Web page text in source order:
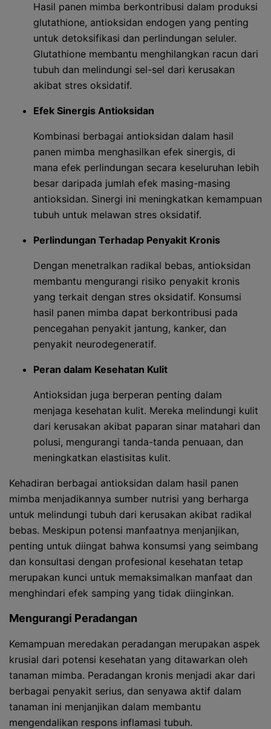
Hasil panen mimba berkontribusi dalam produksi
glutathione, antioksidan endogen yang penting
untuk detoksifikasi dan perlindungan seluler.
Glutathione membantu menghilangkan racun dari
tubuh dan melindungi sel-sel dari kerusakan
akibat stres oksidatif.
Efek Sinergis Antioksidan
Kombinasi berbagai antioksidan dalam hasil
panen mimba menghasilkan efek sinergis, di
mana efek perlindungan secara keseluruhan lebih
besar daripada jumlah efek masing-masing
antioksidan. Sinergi ini meningkatkan kemampuan
tubuh untuk melawan stres oksidatif.
Perlindungan Terhadap Penyakit Kronis
Dengan menetralkan radikal bebas, antioksidan
membantu mengurangi risiko penyakit kronis
yang terkait dengan stres oksidatif. Konsumsi
hasil panen mimba dapat berkontribusi pada
pencegahan penyakit jantung, kanker, dan
penyakit neurodegeneratif.
Peran dalam Kesehatan Kulit
Antioksidan juga berperan penting dalam
menjaga kesehatan kulit. Mereka melindungi kulit
dari kerusakan akibat paparan sinar matahari dan
polusi, mengurangi tanda-tanda penuaan, dan
meningkatkan elastisitas kulit.
Kehadiran berbagai antioksidan dalam hasil panen
mimba menjadikannya sumber nutrisi yang berharga
untuk melindungi tubuh dari kerusakan akibat radikal
bebas. Meskipun potensi manfaatnya menjanjikan,
penting untuk diingat bahwa konsumsi yang seimbang
dan konsultasi dengan profesional kesehatan tetap
merupakan kunci untuk memaksimalkan manfaat dan
menghindari efek samping yang tidak diinginkan.
Mengurangi Peradangan
Kemampuan meredakan peradangan merupakan aspek
krusial dari potensi kesehatan yang ditawarkan oleh
tanaman mimba. Peradangan kronis menjadi akar dari
berbagai penyakit serius, dan senyawa aktif dalam
tanaman ini menjanjikan dalam membantu
mengendalikan respons inflamasi tubuh.